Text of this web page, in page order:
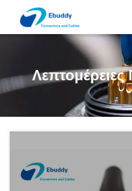
Λεπτομέρειες